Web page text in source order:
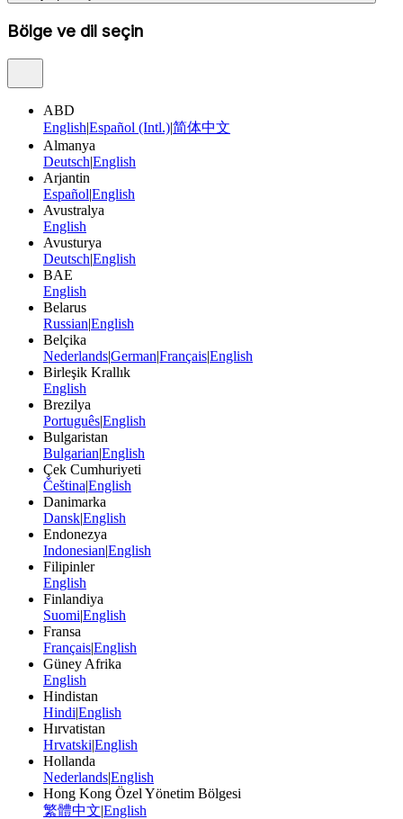
Bölge ve dil seçin
ABD
English|Español (Intl.)|简体中文
Almanya
Deutsch|English
Arjantin
Español|English
Avustralya
English
Avusturya
Deutsch|English
BAE
English
Belarus
Russian|English
Belçika
Nederlands|German|Français|English
Birleşik Krallık
English
Brezilya
Português|English
Bulgaristan
Bulgarian|English
Çek Cumhuriyeti
Čeština|English
Danimarka
Dansk|English
Endonezya
Indonesian|English
Filipinler
English
Finlandiya
Suomi|English
Fransa
Français|English
Güney Afrika
English
Hindistan
Hindi|English
Hırvatistan
Hrvatski|English
Hollanda
Nederlands|English
Hong Kong Özel Yönetim Bölgesi
繁體中文|English